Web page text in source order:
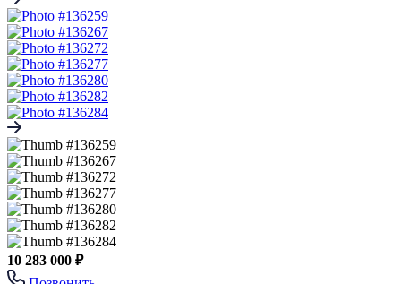
10 283 000 ₽